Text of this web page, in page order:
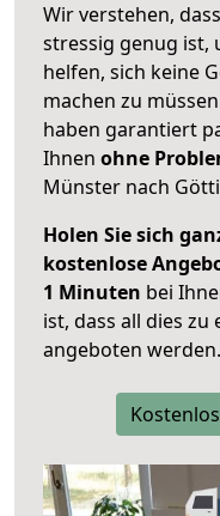
Wir verstehen,
stressig genug ist,
helfen, sich keine
machen zu
haben garantiert
Ihnen ohne
Münster nach
Holen Sie sich
kostenlose
1 Minuten bei
ist, dass all dies
angeboten werden.